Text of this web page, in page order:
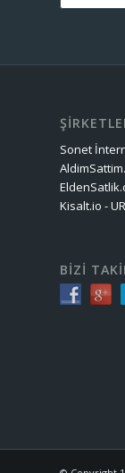
Sonet
Kisalt.io -
BİZİ